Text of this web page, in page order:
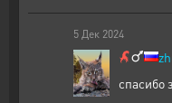
5 Дек 2024
спасибо